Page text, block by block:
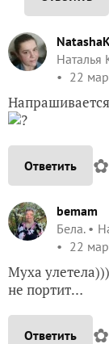
Наталья
22
?
Ответить ✿
bemam
Бела.
22
Муха
не портит…
Ответить ✿